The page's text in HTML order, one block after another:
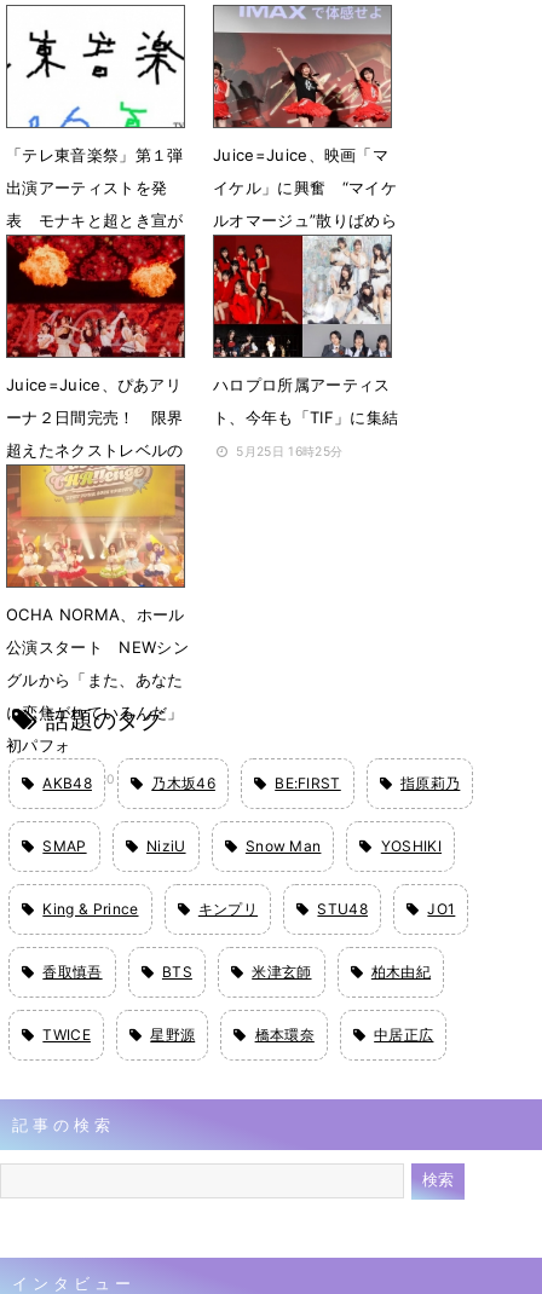
6月25日 23時10分
で新たな歴史の幕開けへ
6月17日 13時35分
「テレ東音楽祭」第１弾
出演アーティストを発
表 モナキと超とき宣が
福岡の意外なスポットか
ら生中継
6月15日 12時00分
Juice=Juice、映画「マ
イケル」に興奮 “マイケ
ルオマージュ”散りばめら
れた「KEEP ON 上昇志
向！！」生パフォ
6月6日 17時36分
Juice=Juice、ぴあアリ
ーナ２日間完売！ 限界
超えたネクストレベルの
パフォで魅了
5月27日 22時45分
ハロプロ所属アーティス
ト、今年も「TIF」に集結
5月25日 16時25分
OCHA NORMA、ホール
公演スタート NEWシン
グルから「また、あなた
に恋焦がれているんだ」
初パフォ
5月16日 19時03分
話題のタグ
AKB48 乃木坂46 BE:FIRST 指原莉乃
SMAP NiziU Snow Man YOSHIKI
King & Prince キンプリ STU48 JO1
香取慎吾 BTS 米津玄師 柏木由紀
TWICE 星野源 橋本環奈 中居正広
記事の検索
インタビュー